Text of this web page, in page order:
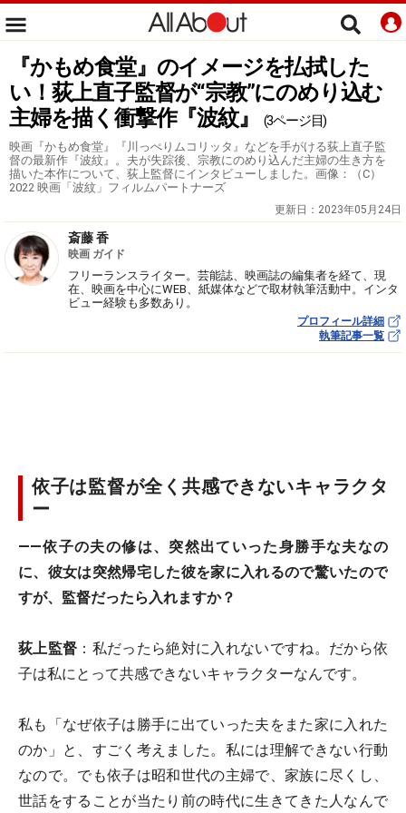
『かもめ食堂』のイメージを払拭した
い！荻上直子監督が“宗教”にのめり込む
主婦を描く衝撃作『波紋』
(3ページ目)
映画『かもめ食堂』『川っぺりムコリッタ』などを手がける荻上直子監
督の最新作『波紋』。夫が失踪後、宗教にのめり込んだ主婦の生き方を
描いた本作について、荻上監督にインタビューしました。画像：（C）
2022 映画「波紋」フィルムパートナーズ
更新日： 2023年05月24日
斎藤 香
映画 ガイド
フリーランスライター。芸能誌、映画誌の編集者を経て、現
在、映画を中心にWEB、紙媒体などで取材執筆活動中。インタ
ビュー経験も多数あり。
プロフィール詳細
執筆記事一覧
依子は監督が全く共感できないキャラクタ
ー
――依子の夫の修は、突然出ていった身勝手な夫なの
に、彼女は突然帰宅した彼を家に入れるので驚いたので
すが、監督だったら入れますか？
荻上監督 ：私だったら絶対に入れないですね。だから依
子は私にとって共感できないキャラクターなんです。
私も「なぜ依子は勝手に出ていった夫をまた家に入れた
のか」と、すごく考えました。私には理解できない行動
なので。でも依子は昭和世代の主婦で、家族に尽くし、
世話をすることが当たり前の時代に生きてきた人なんで